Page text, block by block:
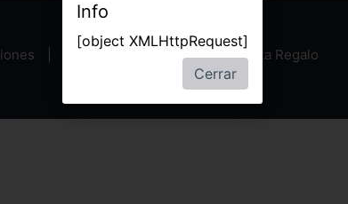
Política de privacidad Tarjeta Regalo
Info
[object XMLHttpRequest]
Cerrar